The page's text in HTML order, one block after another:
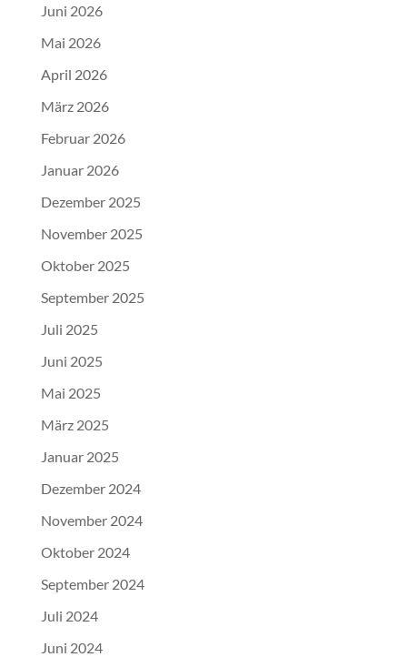
Juni 2026
Mai 2026
April 2026
März 2026
Februar 2026
Januar 2026
Dezember 2025
November 2025
Oktober 2025
September 2025
Juli 2025
Juni 2025
Mai 2025
März 2025
Januar 2025
Dezember 2024
November 2024
Oktober 2024
September 2024
Juli 2024
Juni 2024